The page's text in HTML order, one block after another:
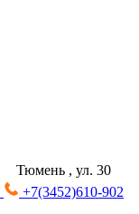
Тюмень , ул. 30
+7(3452)610-902